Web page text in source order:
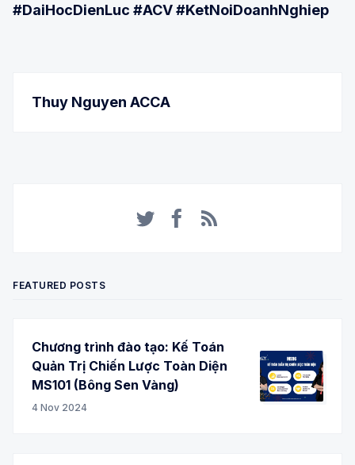
#DaiHocDienLuc #ACV #KetNoiDoanhNghiep
Thuy Nguyen ACCA
FEATURED POSTS
Chương trình đào tạo: Kế Toán
Quản Trị Chiến Lược Toàn Diện
MS101 (Bông Sen Vàng)
4 Nov 2024